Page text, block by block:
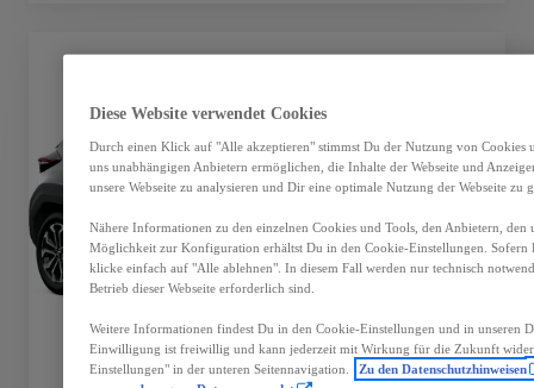
Diese Website verwendet Cookies
Durch einen Klick auf "Alle akzeptieren" stimmst Du der Nutzung von Cookies
uns unabhängigen Anbietern ermöglichen, die Inhalte der Webseite und
unsere Webseite zu analysieren und Dir eine optimale Nutzung der Webseite zu
Nähere Informationen zu den einzelnen Cookies und Tools, den Anbietern,
Möglichkeit zur Konfiguration erhältst Du in den Cookie-Einstellungen. Sofern
klicke einfach auf "Alle ablehnen". In diesem Fall werden nur technisch
Betrieb dieser Webseite erforderlich sind.
Weitere Informationen findest Du in den Cookie-Einstellungen und in unseren
Einwilligung ist freiwillig und kann jederzeit mit Wirkung für die Zukunft
Einstellungen" in der unteren Seitennavigation.
Zu den Datenschutzhinweisen